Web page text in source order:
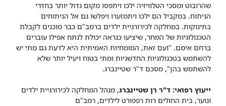
שהרובוט ומסכי הטלוויזיה ילכו ויתפסו מקום גדול יותר בחדרי
הניתוח. במקביל הם ילכו ויתמזערו ויפלשו גם אל הניתוחים
בתינוקות. במחלקה לכירורגיית ילדים ברמב"ם כבר מוכנים לקבלת
הטכנולוגיות של המחר, שיציעו כנראה יכולת לנתח אפילו עוברים
ברחם אימם. "ועם זאת, המומחיות האמיתית היא לדעת גם מתי יש
להשתמש בטכנולוגיות החדשניות ומתי בטוח ויעיל יותר שלא
להשתמש בהן", מסכם ד"ר שטיינברג.
ייעוץ רפואי: ד"ר רן שטיינברג, מנהל המחלקה לכירורגיית ילדים
ונוער, בית החולים רות רפפורט לילדים, רמב"ם​